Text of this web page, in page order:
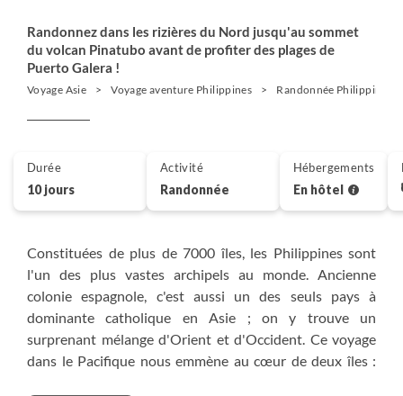
Randonnez dans les rizières du Nord jusqu'au sommet
du volcan Pinatubo avant de profiter des plages de
Puerto Galera !
Voyage Asie Voyage aventure Philippines Randonnée Philippines
Constituées de plus de 7000 îles, les Philippines sont
l'un des plus vastes archipels au monde. Ancienne
colonie espagnole, c'est aussi un des seuls pays à
dominante catholique en Asie ; on y trouve un
surprenant mélange d'Orient et d'Occident. Ce voyage
dans le Pacifique nous emmène au cœur de deux îles :
Durée
10 jours
Activité
Randonnée
Hébergements
En hôtel